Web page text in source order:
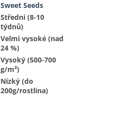
Sweet Seeds
Střední (8-10
týdnů)
Velmi vysoké (nad
24 %)
Vysoký (500-700
g/m²)
Nízký (do
200g/rostlina)